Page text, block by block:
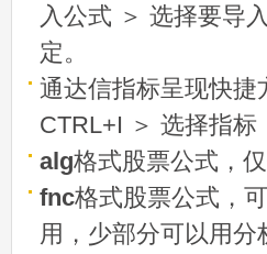
入公式 ＞ 选择要导
定。
通达信指标呈现快捷
CTRL+I ＞ 选择指标
alg格式股票公式，
fnc格式股票公式，
用，少部分可以用